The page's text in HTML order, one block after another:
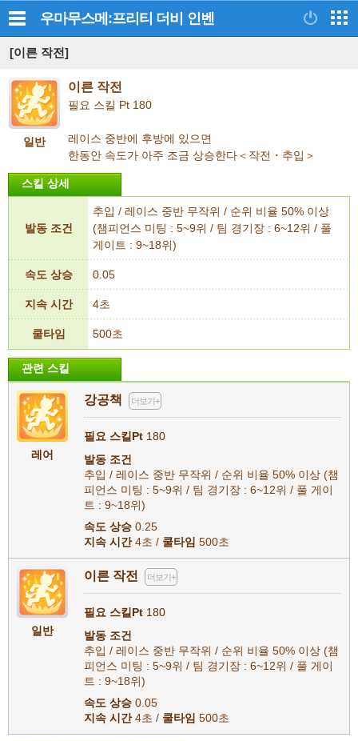
우마무스메:프리티 더비 인벤
[이른 작전]
일반
이른 작전
필요 스킬 Pt 180
레이스 중반에 후방에 있으면
한동안 속도가 아주 조금 상승한다＜작전・추입＞
스킬 상세
발동 조건
추입 / 레이스 중반 무작위 / 순위 비율 50% 이상
(챔피언스 미팅 : 5~9위 / 팀 경기장 : 6~12위 / 풀
게이트 : 9~18위)
속도 상승 0.05
지속 시간 4초
쿨타임 500초
관련 스킬
레어
강공책 더보기+
필요 스킬Pt 180
발동 조건
추입 / 레이스 중반 무작위 / 순위 비율 50% 이상 (챔
피언스 미팅 : 5~9위 / 팀 경기장 : 6~12위 / 풀 게이
트 : 9~18위)
속도 상승 0.25
지속 시간4초 / 쿨타임 500초
일반
이른 작전 더보기+
필요 스킬Pt 180
발동 조건
추입 / 레이스 중반 무작위 / 순위 비율 50% 이상 (챔
피언스 미팅 : 5~9위 / 팀 경기장 : 6~12위 / 풀 게이
트 : 9~18위)
속도 상승 0.05
지속 시간4초 / 쿨타임 500초